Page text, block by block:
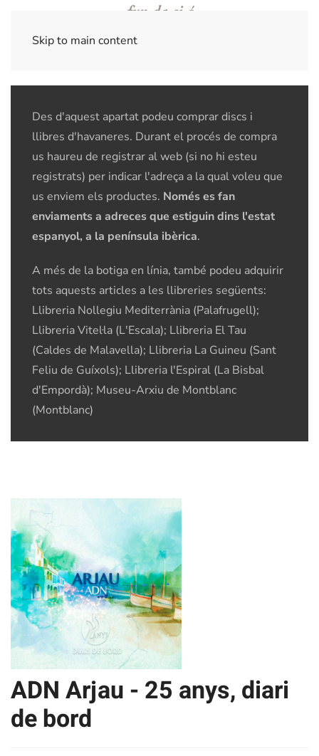
Skip to main content
Des d'aquest apartat podeu comprar discs i
llibres d'havaneres. Durant el procés de compra
us haureu de registrar al web (si no hi esteu
registrats) per indicar l'adreça a la qual voleu que
us enviem els productes. Només es fan
enviaments a adreces que estiguin dins l'estat
espanyol, a la península ibèrica.
A més de la botiga en línia, també podeu adquirir
tots aquests articles a les llibreries següents:
Llibreria Nollegiu Mediterrània (Palafrugell);
Llibreria Vitel·la (L'Escala); Llibreria El Tau
(Caldes de Malavella); Llibreria La Guineu (Sant
Feliu de Guíxols); Llibreria l'Espiral (La Bisbal
d'Empordà); Museu-Arxiu de Montblanc
(Montblanc)
ADN Arjau - 25 anys, diari
de bord